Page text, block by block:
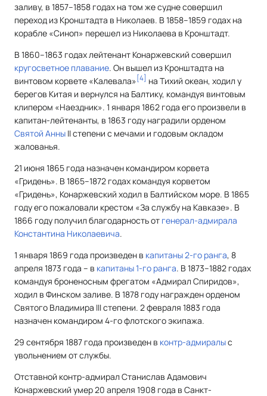
заливу, в 1857–1858 годах на том же судне совершил
переход из Кронштадта в Николаев. В 1858–1859 годах на
корабле «Синоп» перешел из Николаева в Кронштадт.
В 1860–1863 годах лейтенант Конаржевский совершил
кругосветное плавание. Он вышел из Кронштадта на
винтовом корвете «Калевала» [4] на Тихий океан, ходил у
берегов Китая и вернулся на Балтику, командуя винтовым
клипером «Наездник». 1 января 1862 года его произвели в
капитан-лейтенанты, в 1863 году наградили орденом
Святой Анны II степени с мечами и годовым окладом
жалованья.
21 июня 1865 года назначен командиром корвета
«Гридень». В 1865–1872 годах командуя корветом
«Гридень», Конаржевский ходил в Балтийском море. В 1865
году его пожаловали крестом «За службу на Кавказе». В
1866 году получил благодарность от генерал-адмирала
Константина Николаевича.
1 января 1869 года произведен в капитаны 2-го ранга, 8
апреля 1873 года – в капитаны 1-го ранга. В 1873–1882 годах
командуя броненосным фрегатом «Адмирал Спиридов»,
ходил в Финском заливе. В 1878 году награжден орденом
Святого Владимира III степени. 2 февраля 1883 года
назначен командиром 4-го флотского экипажа.
29 сентября 1887 года произведен в контр-адмиралыс
увольнением от службы.
Отставной контр-адмирал Станислав Адамович
Конаржевский умер 20 апреля 1908 года в Санкт-